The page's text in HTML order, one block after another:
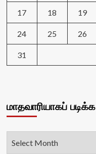
17 18 19
24 25 26
31
மாதவாரியாகப் படிக்க